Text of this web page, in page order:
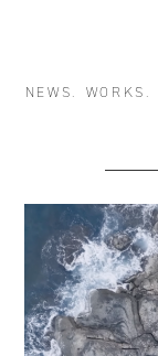
NEWS. WORKS.